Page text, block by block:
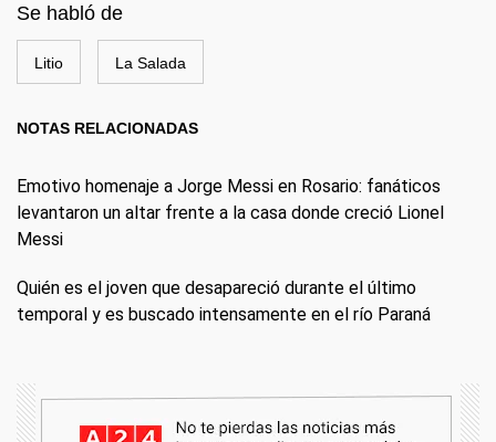
Se habló de
Litio La Salada
NOTAS RELACIONADAS
Emotivo homenaje a Jorge Messi en Rosario: fanáticos
levantaron un altar frente a la casa donde creció Lionel
Messi
Quién es el joven que desapareció durante el último
temporal y es buscado intensamente en el río Paraná